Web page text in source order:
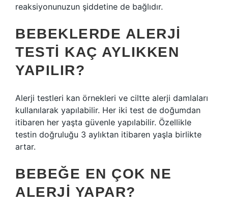
reaksiyonunuzun şiddetine de bağlıdır.
BEBEKLERDE ALERJI
TESTI KAÇ AYLIKKEN
YAPILIR?
Alerji testleri kan örnekleri ve ciltte alerji damlaları
kullanılarak yapılabilir. Her iki test de doğumdan
itibaren her yaşta güvenle yapılabilir. Özellikle
testin doğruluğu 3 aylıktan itibaren yaşla birlikte
artar.
BEBEĞE EN ÇOK NE
ALERJI YAPAR?